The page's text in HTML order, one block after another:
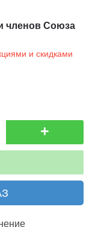
членов Союза
и скидками
+